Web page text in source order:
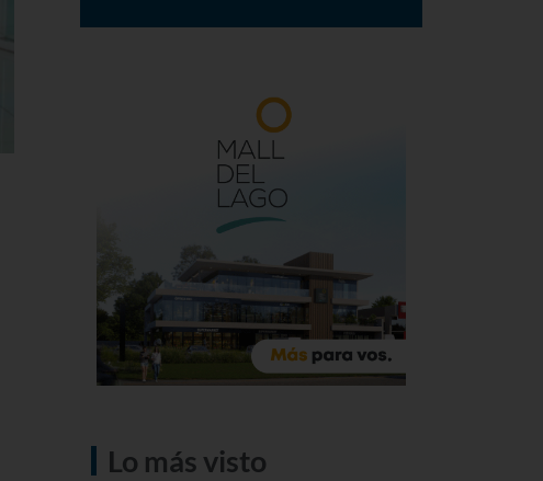
Lo más visto